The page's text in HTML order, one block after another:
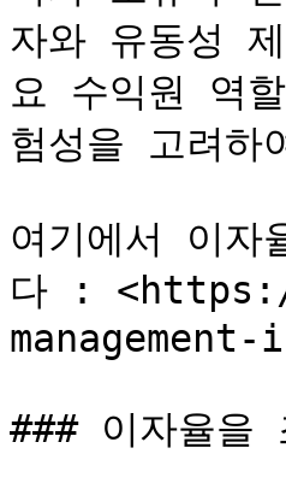
자와 유동성
요 수익원 역
험성을 고려
여기에서 이
다 :
### 이자율을